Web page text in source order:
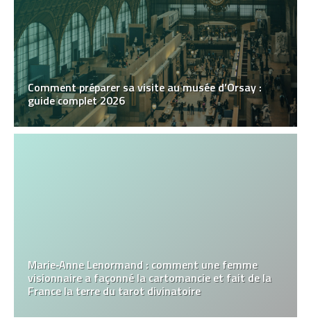
Comment préparer sa visite au musée d’Orsay :
guide complet 2026
Marie‑Anne Lenormand : comment une femme
visionnaire a façonné la cartomancie et fait de la
France la terre du tarot divinatoire